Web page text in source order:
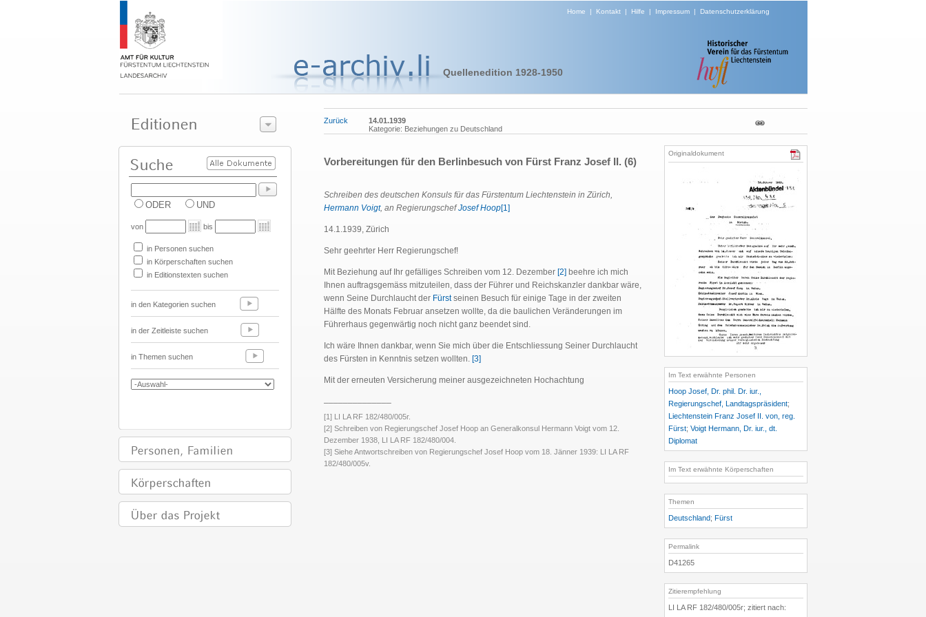
Home | Kontakt| Hilfe | Impressum| Datenschutzerklärung
Quellenedition 1928-1950
ODER UND
von bis
in Personen suchen
in Körperschaften suchen
in Editionstexten suchen
in den Kategorien suchen
in der Zeitleiste suchen
in Themen suchen
Zurück
14.01.1939
Kategorie: Beziehungen zu Deutschland
Vorbereitungen für den Berlinbesuch von Fürst Franz Josef II. (6)
Schreiben des deutschen Konsuls für das Fürstentum Liechtenstein in Zürich,
Hermann Voigt, an RegierungschefJosef Hoop[1]
14.1.1939, Zürich
Sehr geehrter Herr Regierungschef!
Mit Beziehung auf Ihr gefälliges Schreiben vom 12. Dezember [2] beehre ich mich
Ihnen auftragsgemäss mitzuteilen, dass der Führer und Reichskanzler dankbar wäre,
wenn Seine Durchlaucht der Fürstseinen Besuch für einige Tage in der zweiten
Hälfte des Monats Februar ansetzen wollte, da die baulichen Veränderungen im
Führerhaus gegenwärtig noch nicht ganz beendet sind.
Ich wäre Ihnen dankbar, wenn Sie mich über die Entschliessung Seiner Durchlaucht
des Fürsten in Kenntnis setzen wollten. [3]
Mit der erneuten Versicherung meiner ausgezeichneten Hochachtung
[1] LI LA RF 182/480/005r.
[2] Schreiben von Regierungschef Josef Hoop an Generalkonsul Hermann Voigt vom 12.
Dezember 1938, LI LA RF 182/480/004.
[3] Siehe Antwortschreiben von Regierungschef Josef Hoop vom 18. Jänner 1939: LI LA RF
182/480/005v.
Originaldokument
Im Text erwähnte Personen
Hoop Josef, Dr. phil. Dr. iur.,
Regierungschef, Landtagspräsident;
Liechtenstein Franz Josef II. von, reg.
Fürst; Voigt Hermann, Dr. iur., dt.
Diplomat
Im Text erwähnte Körperschaften
Themen
Deutschland; Fürst
Permalink
D41265
Zitierempfehlung
LI LA RF 182/480/005r; zitiert nach: